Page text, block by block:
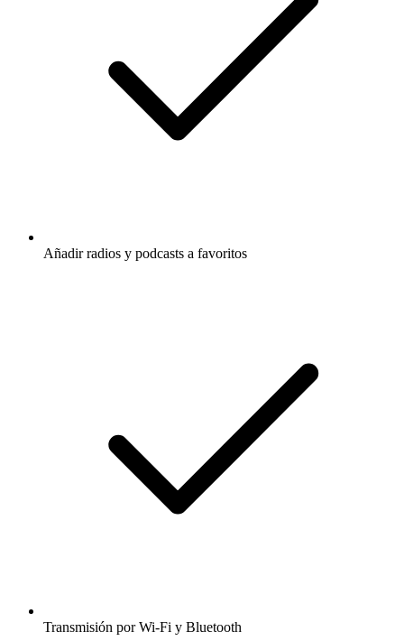
Añadir radios y podcasts a favoritos
Transmisión por Wi-Fi y Bluetooth